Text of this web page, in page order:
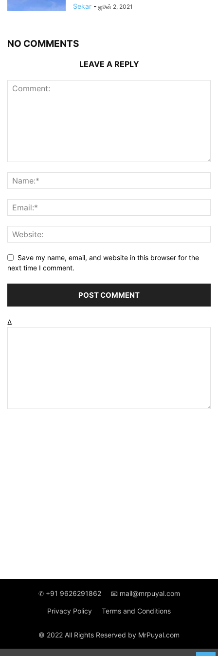
Sekar - ஜூன் 2, 2021
NO COMMENTS
LEAVE A REPLY
Save my name, email, and website in this browser for the
next time I comment.
Δ
✆ +91 9626291862 📧 mail@mrpuyal.com
Privacy Policy Terms and Conditions
© 2022 All Rights Reserved by MrPuyal.com